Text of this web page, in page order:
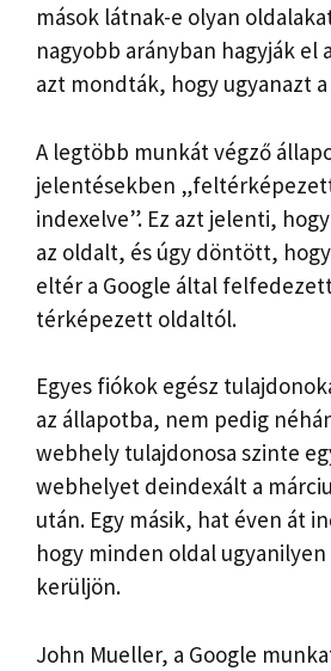
mások látnak-e olyan
nagyobb arányban hagyják el
azt mondták, hogy ugyanazt
A legtöbb munkát végző
jelentésekben
indexelve”. Ez azt jelenti,
az oldalt, és úgy döntött,
eltér a Google által
térképezett oldaltól.
Egyes fiókok egész
az állapotba, nem pedig
webhely tulajdonosa szinte
webhelyet deindexált a
után. Egy másik, hat éven át
hogy minden oldal
kerüljön.
John Mueller, a Google